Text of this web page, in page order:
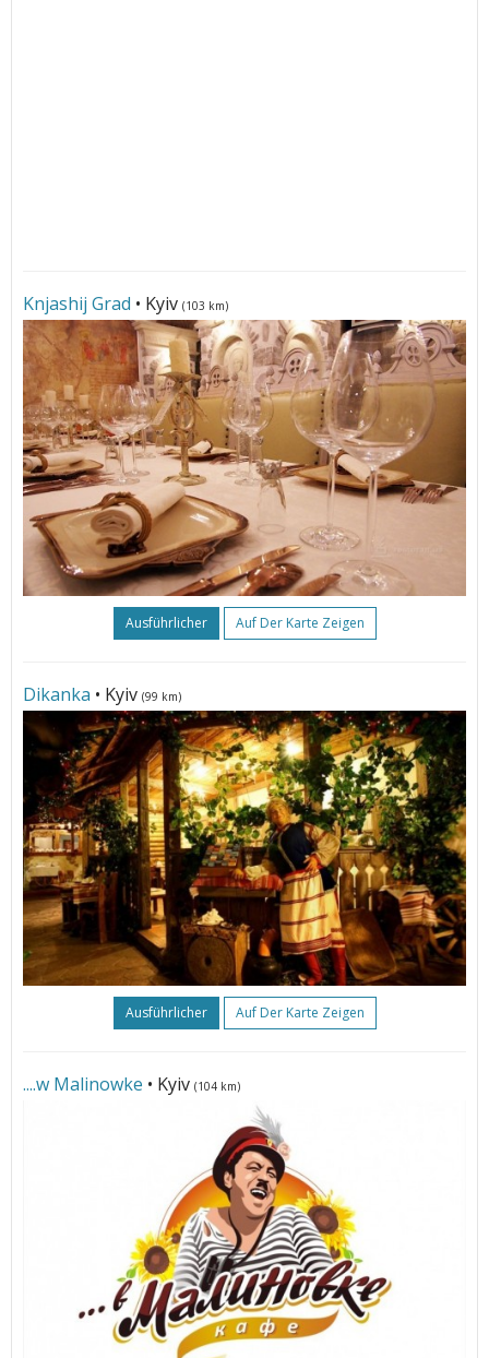
Knjashij Grad • Kyiv (103 km)
Ausführlicher Auf Der Karte Zeigen
Dikanka • Kyiv (99 km)
Ausführlicher Auf Der Karte Zeigen
....w Malinowke • Kyiv (104 km)